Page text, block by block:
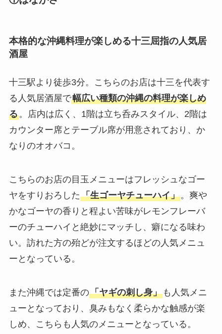
本格的な沖縄料理が楽しめる十三屈指の人気居
酒屋
十三駅より徒歩3分。こちらのお店は十三を代表す
る人気居酒屋で幅広い種類の沖縄の料理が楽しめ
る。店内は広く、1階は立ち呑みスタイル、2階は
カウンター席とテーブル席が用意されており、か
なりのオオバコ。
こちらのお店の目玉メニューはフレッシュなゴー
ヤをすりおろした「生ゴーヤチューハイ」。爽や
かなゴーヤの香りと程よい苦味がレモンフレーバ
ーのチューハイと絶妙にマッチし、癖になる味わ
い。訪れた方の殆どが注文するほどの人気メニュ
ーとなっている。
また沖縄では定番の「ヤギの刺し身」も人気メニ
ューとなっており、臭みもなく柔らかな触感が楽
しめ、こちらも人気のメニューとなっている。